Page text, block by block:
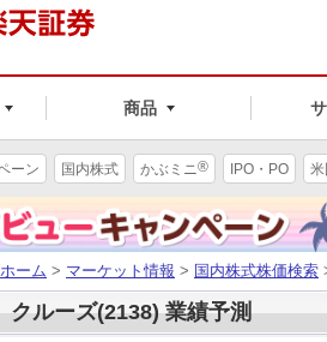
商品
ーン 国内株式 かぶミニ® IPO・PO
ホーム > マーケット情報 > 国内株式株価検索
クルーズ(2138) 業績予測